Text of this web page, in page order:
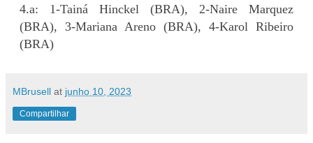
4.a: 1-Tainá Hinckel (BRA), 2-Naire Marquez
(BRA), 3-Mariana Areno (BRA), 4-Karol Ribeiro
(BRA)
MBrusell at junho 10, 2023
Compartilhar